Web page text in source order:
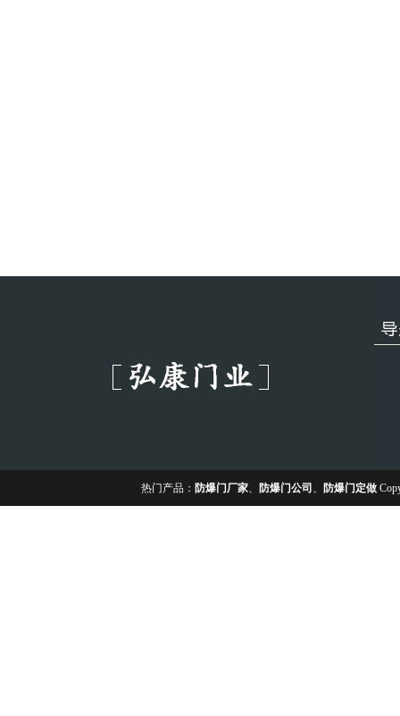
热门产品： 防爆门厂家、 防爆门公司 、 防爆门定做